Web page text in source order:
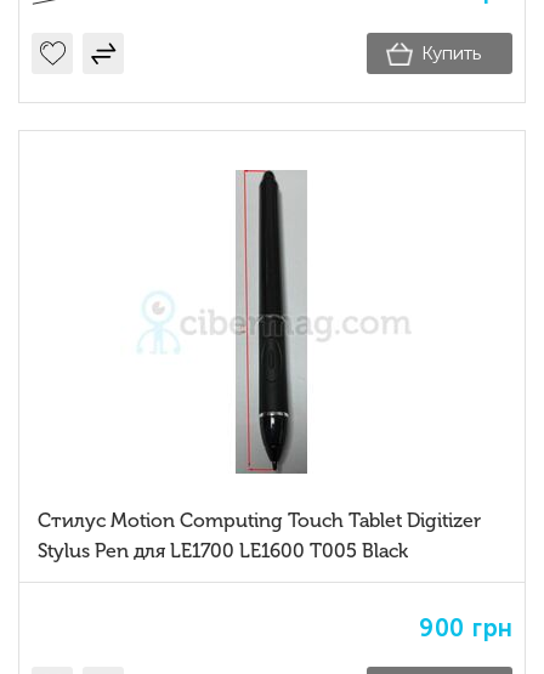
Купить
Стилус Motion Computing Touch Tablet Digitizer
Stylus Pen для LE1700 LE1600 T005 Black
900 грн